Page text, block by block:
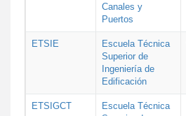
Canales y
Puertos
ETSIE
Escuela Técnica
Superior de
Ingeniería de
Edificación
ETSIGCT
Escuela Técnica